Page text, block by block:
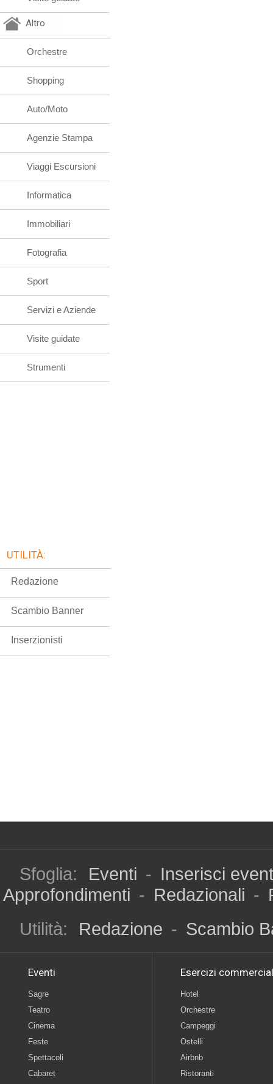
Altro
Orchestre
Shopping
Auto/Moto
Agenzie Stampa
Viaggi Escursioni
Informatica
Immobiliari
Fotografia
Sport
Servizi e Aziende
Visite guidate
Strumenti
UTILITÀ:
Redazione
Scambio Banner
Inserzionisti
Sfoglia: Eventi - Inserisci
Approfondimenti - Redazionali -
Utilità:
Redazione - Scambio
Eventi
Sagre
Teatro
Cinema
Feste
Spettacoli
Cabaret
Esercizi
Hotel
Orchestre
Campeggi
Ostelli
Airbnb
Ristoranti